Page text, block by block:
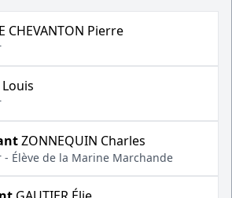
CHEVANTON Pierre
Louis
ZONNEQUIN Charles
Élève de la Marine Marchande